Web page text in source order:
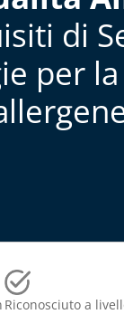
di
per
Riconosciuto a